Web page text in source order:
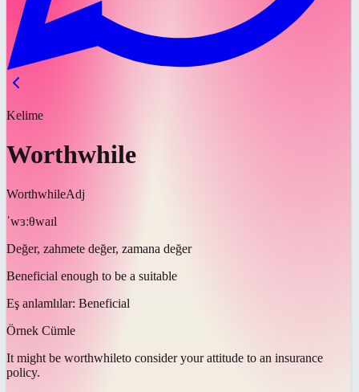
Kelime
Worthwhile
WorthwhileAdj
ˈwɜːθwaɪl
Değer, zahmete değer, zamana değer
Beneficial enough to be a suitable
Eş anlamlılar: Beneficial
Örnek Cümle
It might be worthwhileto consider your attitude to an insurance
policy.